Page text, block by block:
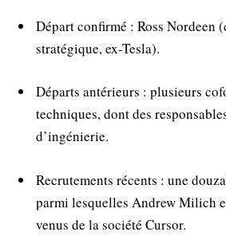
Départ confirmé : Ross Nordeen
stratégique, ex-Tesla).
Départs antérieurs : plusieurs
techniques, dont des
d’ingénierie.
Recrutements récents : une
parmi lesquelles Andrew Milich
venus de la société Cursor.